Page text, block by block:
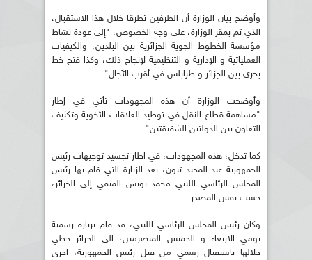
وأوضح بيان الوزارة أن الطرفين تطرقا خلال هذا الاستقبال،
الذي تم بمقر الوزارة، على وجه الخصوص، "إلى عودة نشاط
مؤسسة الخطوط الجوية الجزائرية بين البلدين، والكيفيات
العملياتية و الإدارية و التنظيمية لإنجاح ذلك، وكذا فتح خط
بحري بين الجزائر و طرابلس في أقرب الآجال".
وأوضحت الوزارة أن هذه المجهودات تأتي في إطار
"مساهمة قطاع النقل في توطيد العلاقات الأخوية وتكثيف
التعاون بين الدولتين الشقيقتين".
كما تدخل، هذه المجهودات، في اطار تجسيد توجيهات رئيس
الجمهورية عبد المجيد تبون، بعد الزيارة التي قام بها رئيس
المجلس الرئاسي الليبي محمد يونس المنفي إلى الجزائر،
حسب نفس المصدر.
وكان رئيس المجلس الرئاسي الليبي، قد قام بزيارة رسمية
يومي الاربعاء و الخميس المنصرمين، الى الجزائر حظي
خلالها باستقبال رسمي من قبل رئيس الجمهورية، اجرى